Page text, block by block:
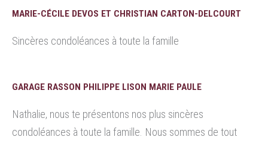
MARIE-CÉCILE DEVOS ET CHRISTIAN CARTON-DELCOURT
Sincères condoléances à toute la famille
GARAGE RASSON PHILIPPE LISON MARIE PAULE
Nathalie, nous te présentons nos plus sincères
condoléances à toute la famille. Nous sommes de tout